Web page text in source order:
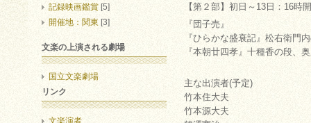
【第２部】初日～13日：16時
『団子売』
『ひらかな盛衰記』松右衛門
『本朝廿四孝』十種香の段、
主な出演者(予定)
竹本住大夫
竹本源大夫
記録映画鑑賞 [5]
開催地：関東 [3]
文楽の上演される劇場
国立文楽劇場
リンク
文楽演者